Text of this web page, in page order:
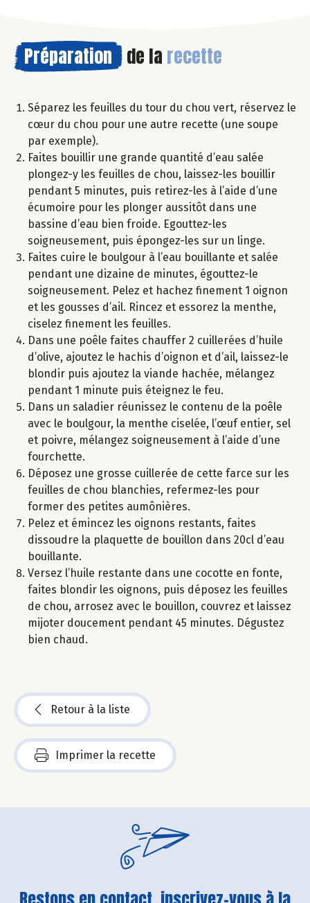
Préparation de la recette
Séparez les feuilles du tour du chou vert, réservez le
cœur du chou pour une autre recette (une soupe
par exemple).
Faites bouillir une grande quantité d’eau salée
plongez-y les feuilles de chou, laissez-les bouillir
pendant 5 minutes, puis retirez-les à l’aide d’une
écumoire pour les plonger aussitôt dans une
bassine d’eau bien froide. Egouttez-les
soigneusement, puis épongez-les sur un linge.
Faites cuire le boulgour à l’eau bouillante et salée
pendant une dizaine de minutes, égouttez-le
soigneusement. Pelez et hachez finement 1 oignon
et les gousses d’ail. Rincez et essorez la menthe,
ciselez finement les feuilles.
Dans une poêle faites chauffer 2 cuillerées d’huile
d’olive, ajoutez le hachis d’oignon et d’ail, laissez-le
blondir puis ajoutez la viande hachée, mélangez
pendant 1 minute puis éteignez le feu.
Dans un saladier réunissez le contenu de la poêle
avec le boulgour, la menthe ciselée, l’œuf entier, sel
et poivre, mélangez soigneusement à l’aide d’une
fourchette.
Déposez une grosse cuillerée de cette farce sur les
feuilles de chou blanchies, refermez-les pour
former des petites aumônières.
Pelez et émincez les oignons restants, faites
dissoudre la plaquette de bouillon dans 20cl d’eau
bouillante.
Versez l’huile restante dans une cocotte en fonte,
faites blondir les oignons, puis déposez les feuilles
de chou, arrosez avec le bouillon, couvrez et laissez
mijoter doucement pendant 45 minutes. Dégustez
bien chaud.
Retour à la liste
Imprimer la recette